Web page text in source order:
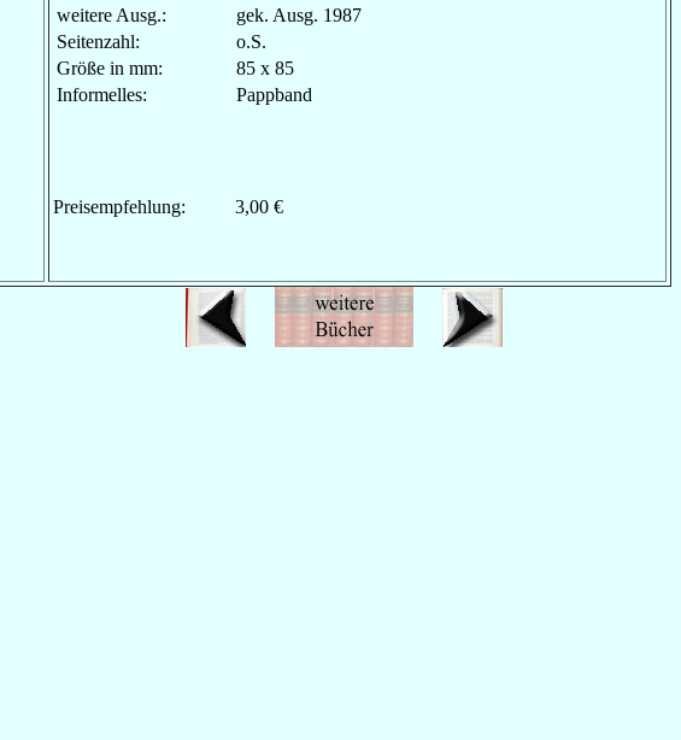
weitere Ausg.:
gek. Ausg. 1987
Seitenzahl:
o.S.
Größe in mm:
85 x 85
Informelles:
Pappband
Preisempfehlung: 3,00 €